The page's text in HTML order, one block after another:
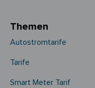
Themen
Autostromtarife
Tarife
Smart Meter Tarif